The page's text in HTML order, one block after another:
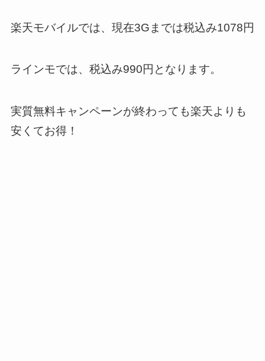
楽天モバイルでは、現在3Gまでは税込み1078円
ラインモでは、税込み990円となります。
実質無料キャンペーンが終わっても楽天よりも
安くてお得！